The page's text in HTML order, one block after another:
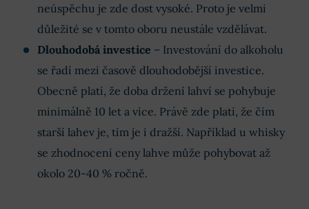
neúspěchu je zde dost vysoké. Proto je velmi
důležité se v tomto oboru neustále vzdělávat.
Dlouhodobá investice – Investování do alkoholu
se řadí mezi časově dlouhodobější investice.
Obecně platí, že doba držení lahví se pohybuje
minimálně 10 let a více. Právě zde platí, že čím
starší lahev je, tím je i dražší. Například u whisky
se zhodnocení ceny lahve může pohybovat až
okolo 20-40 % ročně.